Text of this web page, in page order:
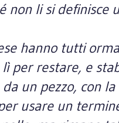
li si definisce
hanno tutti
per restare, e
un pezzo,
usare un